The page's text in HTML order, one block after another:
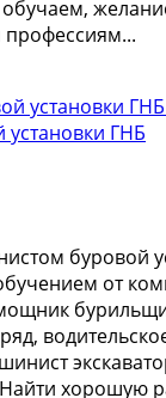
ГНБ
буровой
от
хорошую